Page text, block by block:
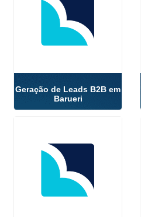
Geração de Leads B2B em
Barueri